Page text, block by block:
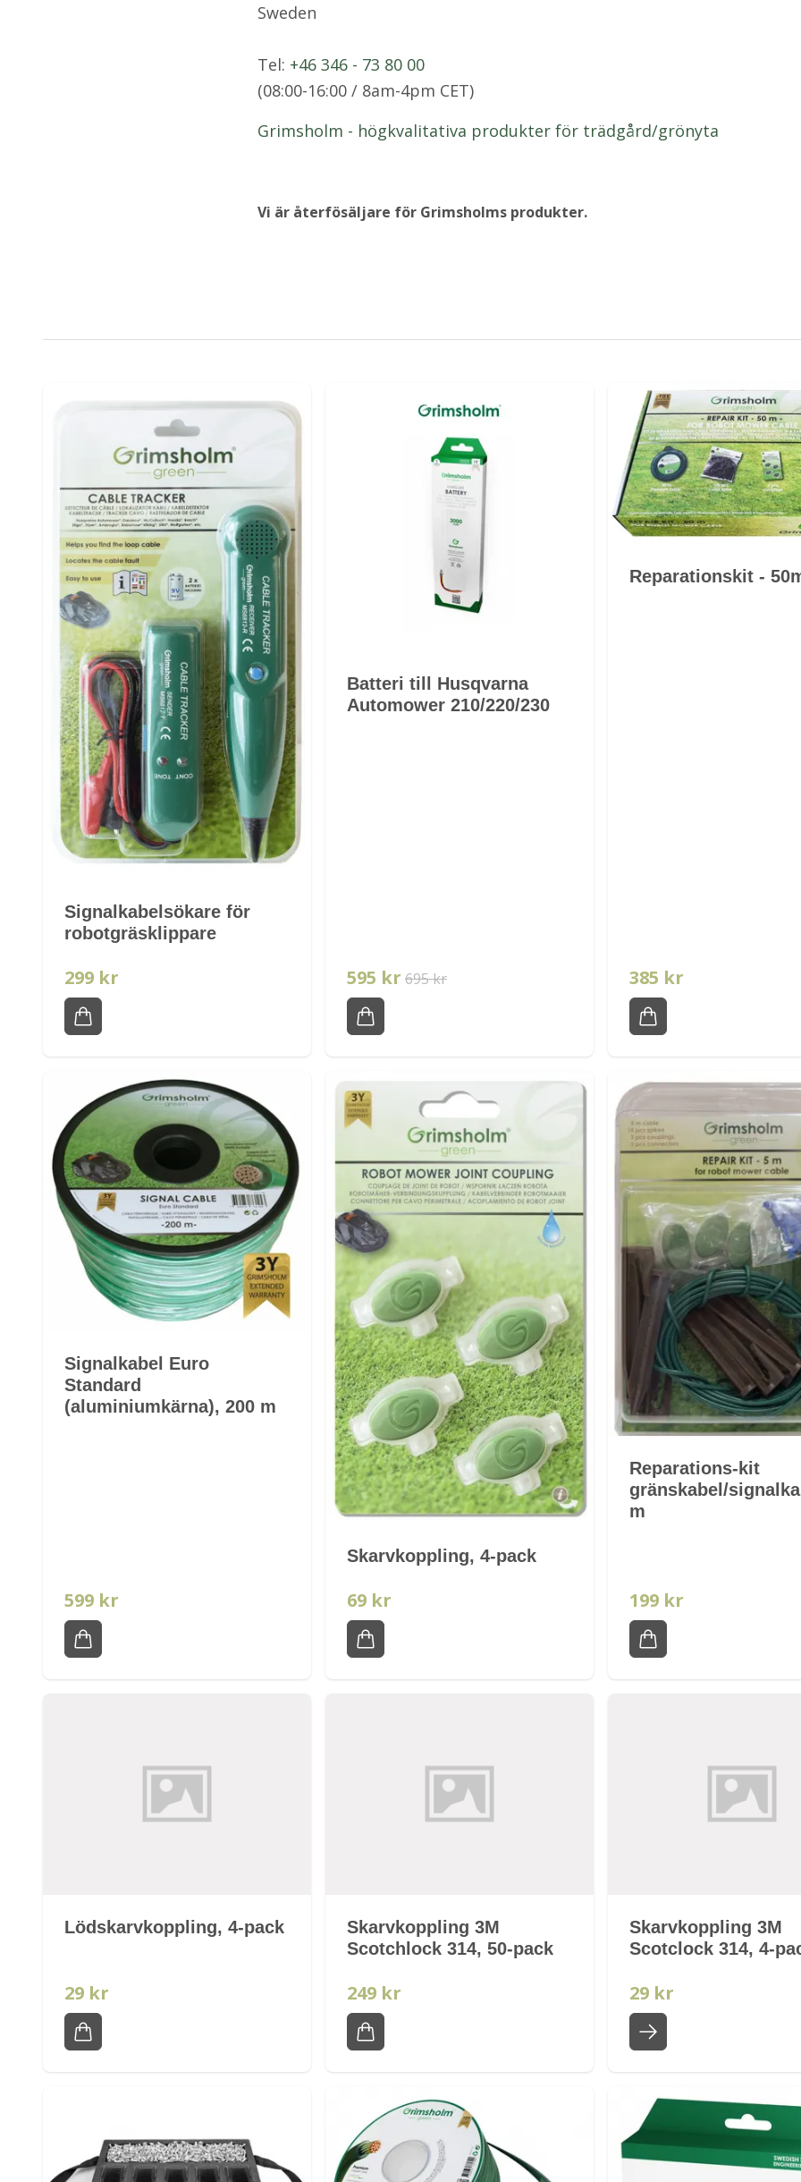
Sweden
Tel: +46 346 - 73 80 00
(08:00-16:00 / 8am-4pm CET)
Grimsholm - högkvalitativa produkter för trädgård/grönyta
Vi är återfösäljare för Grimsholms produkter.
Signalkabelsökare för
robotgräsklippare
299 kr
Batteri till Husqvarna
Automower 210/220/230
595 kr 695 kr
Reparationskit -
385 kr
Signalkabel Euro
Standard
(aluminiumkärna), 200 m
599 kr
Skarvkoppling, 4-pack
69 kr
Reparations-kit
gränskabel/
m
199 kr
Lödskarvkoppling, 4-pack
29 kr
Skarvkoppling 3M
Scotchlock 314, 50-pack
249 kr
Skarvkoppling 3M
Scotclock 314, 4-
29 kr